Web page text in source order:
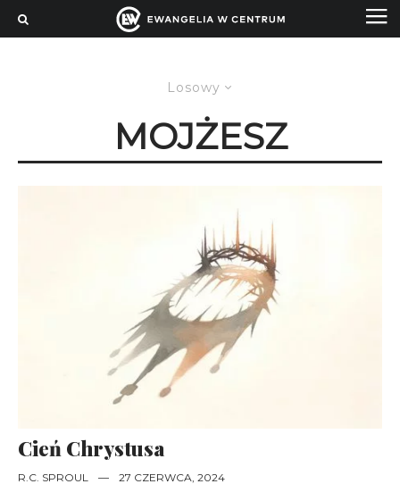
Losowy
MOJŻESZ
Cień Chrystusa
R.C. SPROUL — 27 CZERWCA, 2024